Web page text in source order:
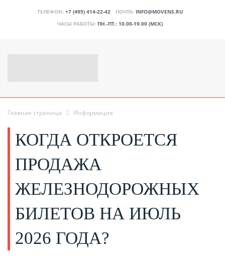
ТЕЛЕФОН: +7 (495) 414-22-42 ПОЧТА: INFO@MOVENS.RU
ЧАСЫ РАБОТЫ: ПН.-ПТ.: 10.00-19.00 (МСК)
Главная страница Информация
КОГДА ОТКРОЕТСЯ
ПРОДАЖА
ЖЕЛЕЗНОДОРОЖНЫХ
БИЛЕТОВ НА ИЮЛЬ
2026 ГОДА?